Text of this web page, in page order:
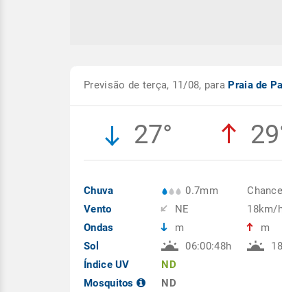
Previsão de terça, 11/08, para Praia de
27°
Chuva
Vento
Ondas
Sol
Índice UV
Mosquitos
0.7mm
NE
m
06:00:48h
ND
ND
18km/
m